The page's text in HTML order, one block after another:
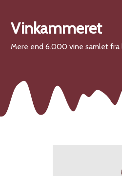
Vinkammeret
Mere end 6.000 vine samlet fra